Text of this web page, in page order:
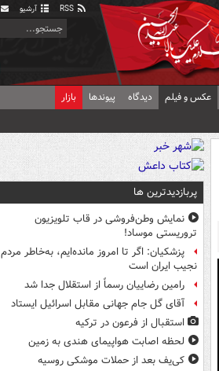
آرشیو
عکس و فیلم دیدگاه پیوندها بازار
پربازدیدترین ها
نمایش وطن‌فروشی در قاب تلویزیون
تروریستی موساد!
پزشکیان: اگر تا امروز مانده‌ایم، به‌خاطر مردم
نجیب ایران است
رامین رضاییان رسماً از استقلال جدا شد
آقای گل جام جهانی مقابل اسرائیل ایستاد
استقبال از فرعون در ترکیه
لحظه اصابت هواپیمای هندی به زمین
کی‌یف بعد از حملات موشکی روسیه